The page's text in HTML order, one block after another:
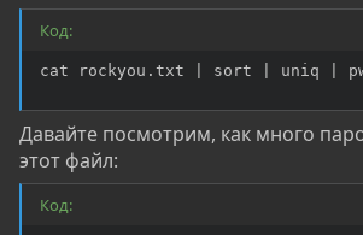
Код:
cat rockyou.txt | sort | uniq |
Давайте посмотрим, как много
этот файл:
Код: